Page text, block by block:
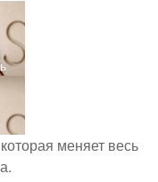
меняет весь